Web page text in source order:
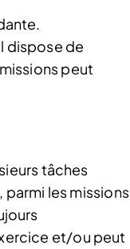
dispose de
peut
tâches
les missions
et/ou peut